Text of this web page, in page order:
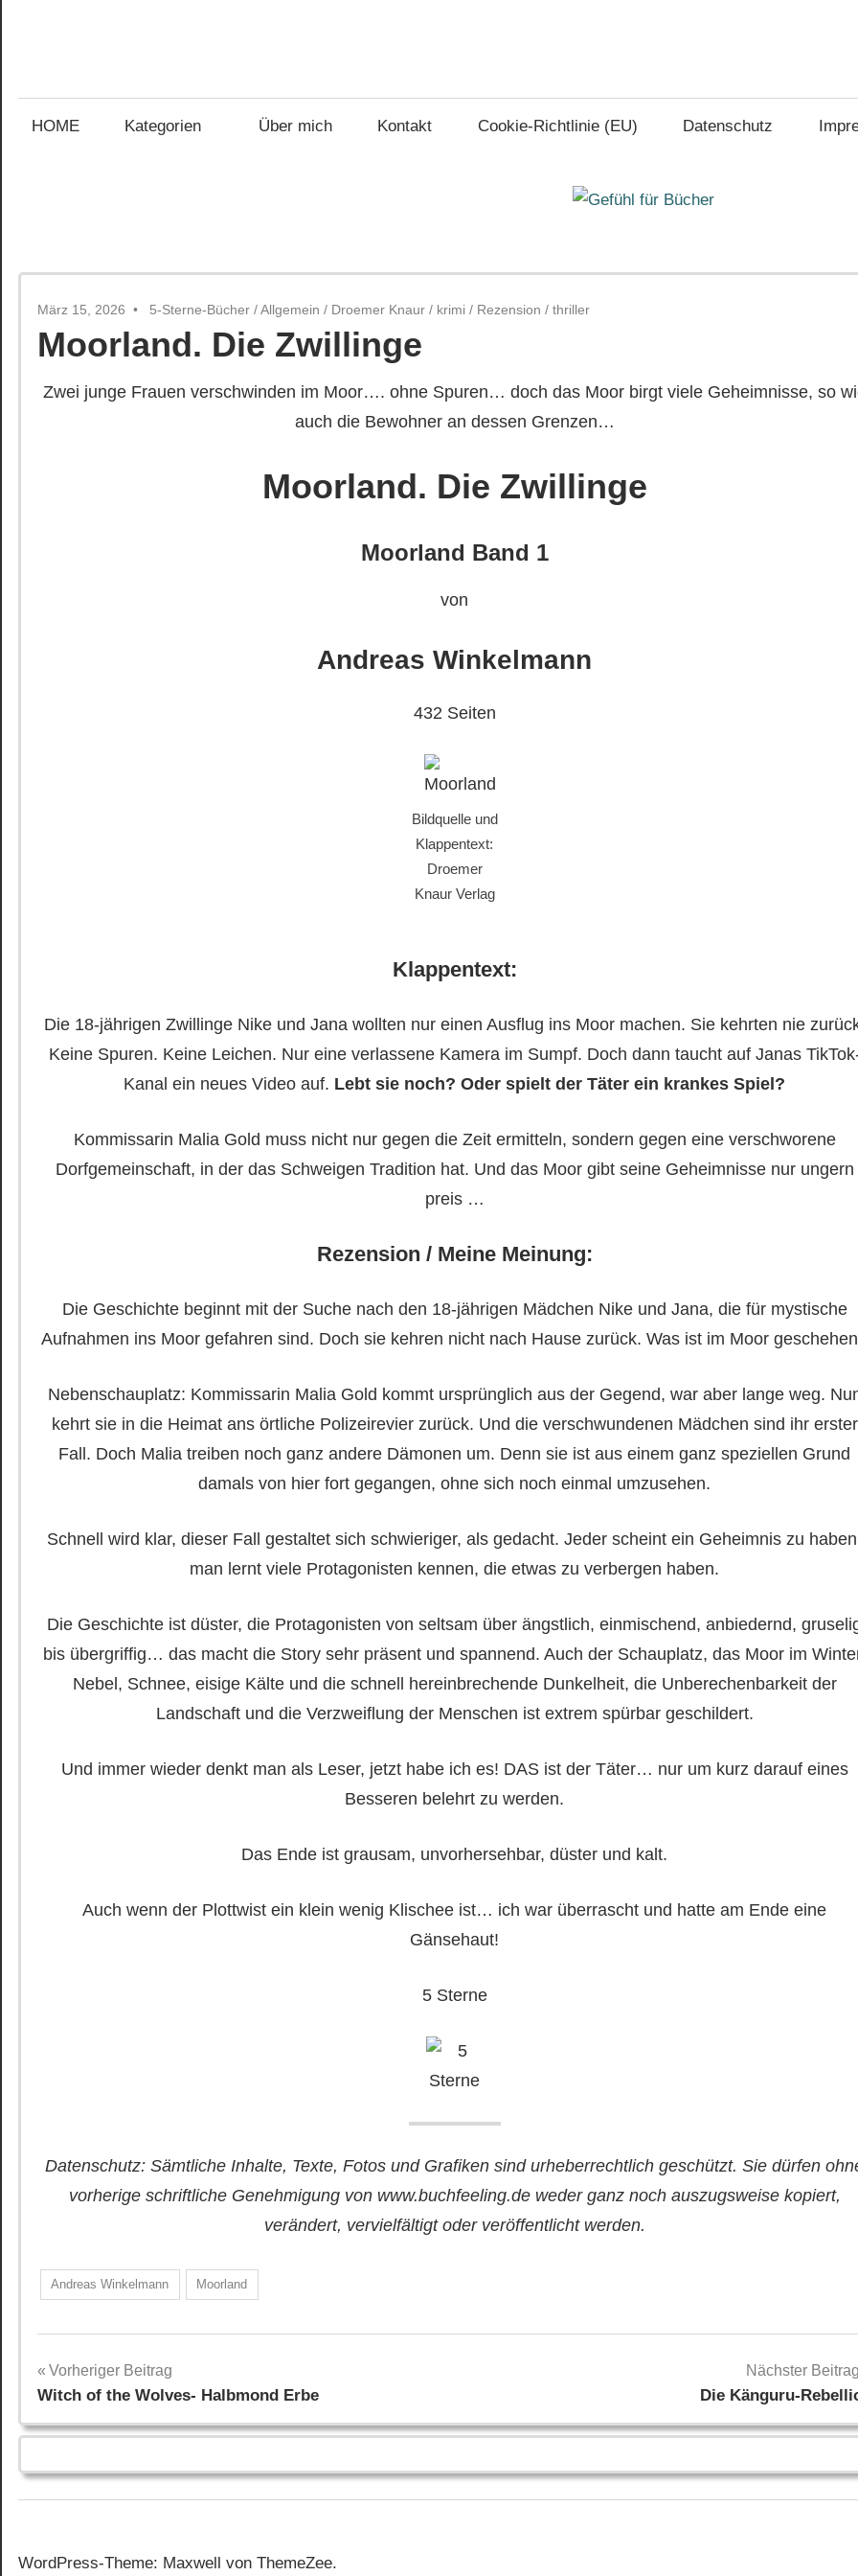
für
HOME Kategorien Über mich Kontakt Cookie-Richtlinie (EU) Datenschutz
März 15, 2026 5-Sterne-Bücher /Allgemein / Droemer Knaur / krimi / Rezension / thriller
Moorland. Die Zwillinge
Zwei junge Frauen verschwinden im Moor…. ohne Spuren… doch das Moor birgt viele Geheimnisse, so
auch die Bewohner an dessen Grenzen…
Moorland. Die Zwillinge
Moorland Band 1
von
Andreas Winkelmann
432 Seiten
Bildquelle und
Klappentext:
Droemer
Knaur Verlag
Klappentext:
Die 18-jährigen Zwillinge Nike und Jana wollten nur einen Ausflug ins Moor machen. Sie kehrten nie
Keine Spuren. Keine Leichen. Nur eine verlassene Kamera im Sumpf. Doch dann taucht auf Janas
Kanal ein neues Video auf. Lebt sie noch? Oder spielt der Täter ein krankes Spiel?
Kommissarin Malia Gold muss nicht nur gegen die Zeit ermitteln, sondern gegen eine verschworene
Dorfgemeinschaft, in der das Schweigen Tradition hat. Und das Moor gibt seine Geheimnisse nur ungern
preis …
Rezension / Meine Meinung:
Die Geschichte beginnt mit der Suche nach den 18-jährigen Mädchen Nike und Jana, die für mystische
Aufnahmen ins Moor gefahren sind. Doch sie kehren nicht nach Hause zurück. Was ist im Moor
Nebenschauplatz: Kommissarin Malia Gold kommt ursprünglich aus der Gegend, war aber lange weg.
kehrt sie in die Heimat ans örtliche Polizeirevier zurück. Und die verschwundenen Mädchen sind ihr erster
Fall. Doch Malia treiben noch ganz andere Dämonen um. Denn sie ist aus einem ganz speziellen Grund
damals von hier fort gegangen, ohne sich noch einmal umzusehen.
Schnell wird klar, dieser Fall gestaltet sich schwieriger, als gedacht. Jeder scheint ein Geheimnis zu
man lernt viele Protagonisten kennen, die etwas zu verbergen haben.
Die Geschichte ist düster, die Protagonisten von seltsam über ängstlich, einmischend, anbiedernd,
bis übergriffig… das macht die Story sehr präsent und spannend. Auch der Schauplatz, das Moor im
Nebel, Schnee, eisige Kälte und die schnell hereinbrechende Dunkelheit, die Unberechenbarkeit der
Landschaft und die Verzweiflung der Menschen ist extrem spürbar geschildert.
Und immer wieder denkt man als Leser, jetzt habe ich es! DAS ist der Täter… nur um kurz darauf eines
Besseren belehrt zu werden.
Das Ende ist grausam, unvorhersehbar, düster und kalt.
Auch wenn der Plottwist ein klein wenig Klischee ist… ich war überrascht und hatte am Ende eine
Gänsehaut!
5 Sterne
Datenschutz: Sämtliche Inhalte, Texte, Fotos und Grafiken sind urheberrechtlich geschützt. Sie dürfen
vorherige schriftliche Genehmigung von www.buchfeeling.de weder ganz noch auszugsweise kopiert,
verändert, vervielfältigt oder veröffentlicht werden.
Andreas Winkelmann Moorland
Beitragsnavigation
Vorheriger Beitrag
Witch of the Wolves- Halbmond Erbe
Nächster Beitrag
Die Känguru-
WordPress-Theme: Maxwell von ThemeZee.